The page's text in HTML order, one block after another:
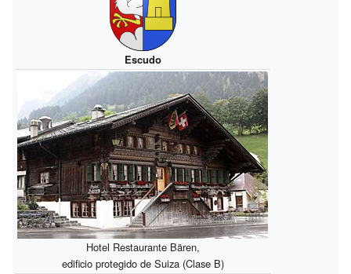
Escudo
Hotel Restaurante Bären,
edificio protegido de Suiza (Clase B)